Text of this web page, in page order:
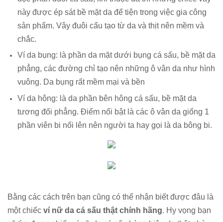
này được ép sát bề mặt da để tiện trong việc gia công
sản phẩm. Vây đuôi cấu tạo từ da và thịt nên mềm và
chắc.
Ví da bụng: là phần da mặt dưới bụng cá sấu, bề mặt da
phẳng, các đường chỉ tạo nên những ô vân da như hình
vuông. Da bụng rất mềm mại và bền
Ví da hông: là da phần bên hông cá sấu, bề mặt da
tương đối phẳng. Điểm nổi bật là các ô vân da giống 1
phần viên bi nổi lên nên người ta hay gọi là da bông bi.
Bằng các cách trên bạn cũng có thể nhận biết được đâu là
một chiếc ví nữ da cá sấu thật chính hãng. Hy vọng bạn